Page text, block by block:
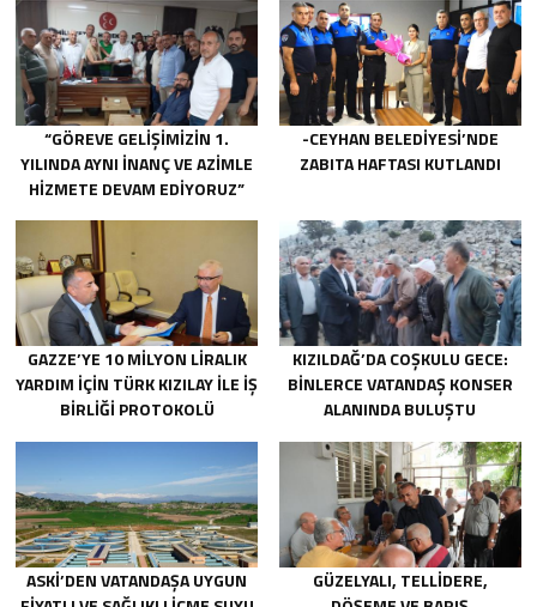
“GÖREVE GELIŞIMIZIN 1.
YILINDA AYNI INANÇ VE AZIMLE
HIZMETE DEVAM EDIYORUZ”
-CEYHAN BELEDIYESI’NDE
ZABITA HAFTASI KUTLANDI
GAZZE’YE 10 MILYON LIRALIK
YARDIM IÇIN TÜRK KIZILAY ILE IŞ
BIRLIĞI PROTOKOLÜ
KIZILDAĞ’DA COŞKULU GECE:
BINLERCE VATANDAŞ KONSER
ALANINDA BULUŞTU
ASKİ’DEN VATANDAŞA UYGUN
GÜZELYALI, TELLIDERE,